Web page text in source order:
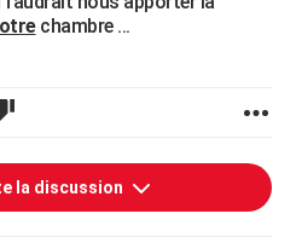
chambre ...
la discussion